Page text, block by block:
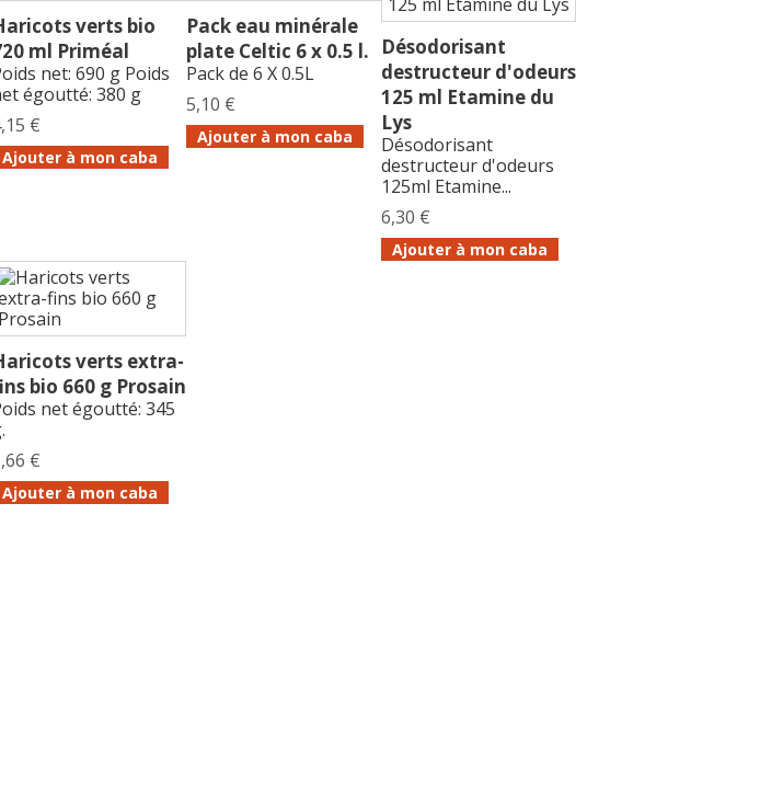
verts bio
ml Priméal
net: 690 g Poids
égoutté: 380 g
€
Ajouter à mon caba
Pack eau minérale
plate Celtic 6 x 0.5 l.
Pack de 6 X 0.5L
5,10 €
Ajouter à mon caba
Désodorisant
destructeur d'odeurs
125 ml Etamine du
Lys
Désodorisant
destructeur d'odeurs
125ml Etamine...
6,30 €
Ajouter à mon caba
verts extra-
bio 660 g Prosain
net égoutté: 345
€
Ajouter à mon caba